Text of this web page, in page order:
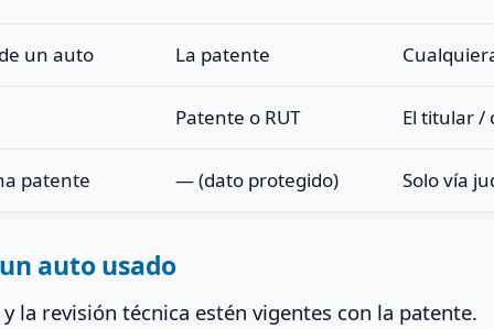
un auto La patente
Patente o RUT El titular /
patente — (dato protegido) Solo vía
auto usado
y la revisión técnica estén vigentes con la patente.